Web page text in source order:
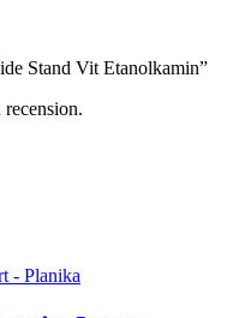
Stand Vit Etanolkamin”